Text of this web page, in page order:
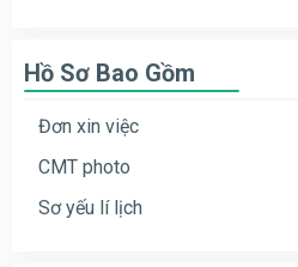
Hồ Sơ Bao Gồm
Đơn xin việc
CMT photo
Sơ yếu lí lịch